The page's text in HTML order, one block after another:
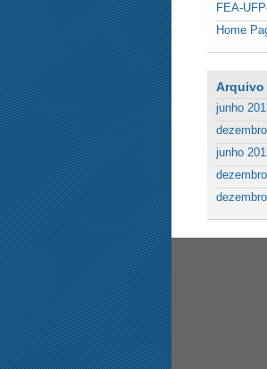
FEA-
Home
Arquivo
junho
junho